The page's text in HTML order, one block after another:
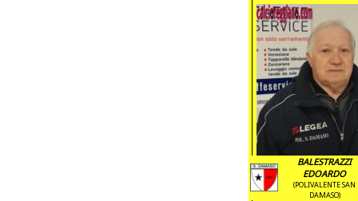
BALESTRAZZI
EDOARDO
(POLIVALENTE SAN
DAMASO)